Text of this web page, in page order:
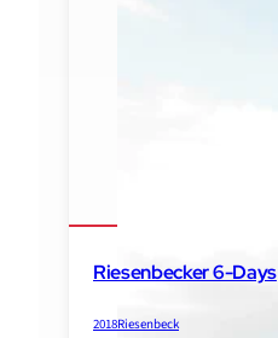
Riesenbecker 6-Days
2018Riesenbeck